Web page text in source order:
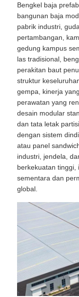
Rumah
Produk
Tentang Kami
Tur Pabrik
Kontrol Kualitas
Hubungi Kami
Kasus
Minta Kutipan
Bengkel baja
bangunan baja
pabrik industri,
pertambangan,
gedung kampus
las tradisional,
perakitan baut
struktur
gempa, kinerja
perawatan yang
desain modular
dan tata letak
dengan sistem
atau panel
industri, jendela,
berkekuatan tinggi,
sementara dan
global.